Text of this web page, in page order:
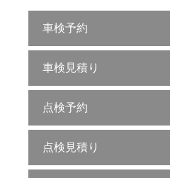
車検予約
車検見積り
点検予約
点検見積り